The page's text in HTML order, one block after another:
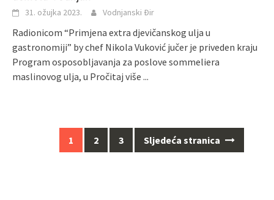
31. ožujka 2023. Vodnjanski Đir
Radionicom “Primjena extra djevičanskog ulja u
gastronomiji” by chef Nikola Vuković jučer je priveden kraju
Program osposobljavanja za poslove sommeliera
maslinovog ulja, u Pročitaj više ...
1 2 3 Sljedeća stranica